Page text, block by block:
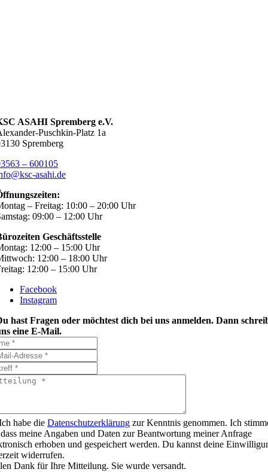
ASAHI Spremberg e.V.
Puschkin-Platz 1a
Spremberg
– 600105
asahi.de
– Freitag: 10:00 – 20:00 Uhr
09:00 – 12:00 Uhr
Geschäftsstelle
12:00 – 15:00 Uhr
12:00 – 18:00 Uhr
12:00 – 15:00 Uhr
Facebook
Instagram
hast Fragen oder möchtest dich bei uns anmelden. Dann
eine E-Mail.
habe die Datenschutzerklärung zur Kenntnis genommen. Ich
meine Angaben und Daten zur Beantwortung meiner Anfrage
erhoben und gespeichert werden. Du kannst deine
widerrufen.
Dank für Ihre Mitteilung. Sie wurde versandt.